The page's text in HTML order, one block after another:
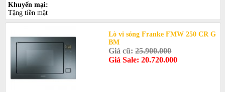
Khuyến mại:
Tặng tiền mặt
Lò vi sóng Franke FMW 250 CR G
BM
Giá cũ:25.900.000
Giá Sale: 20.720.000